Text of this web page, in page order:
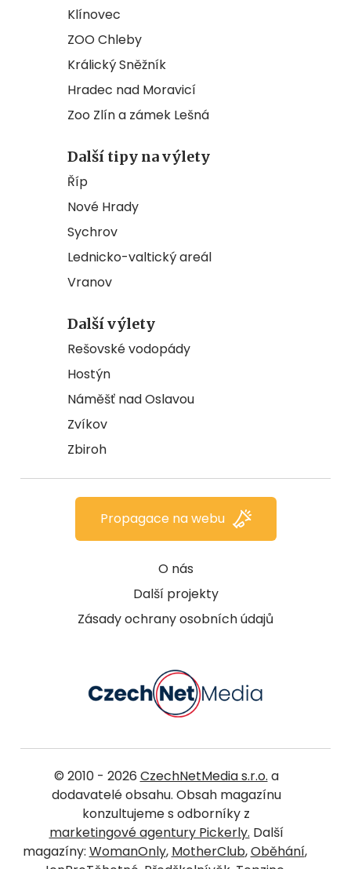
Klínovec
ZOO Chleby
Králický Sněžník
Hradec nad Moravicí
Zoo Zlín a zámek Lešná
Další tipy na výlety
Říp
Nové Hrady
Sychrov
Lednicko-valtický areál
Vranov
Další výlety
Rešovské vodopády
Hostýn
Náměšť nad Oslavou
Zvíkov
Zbiroh
O nás
Další projekty
Zásady ochrany osobních údajů
Propagace na webu
© 2010 - 2026 CzechNetMedia s.r.o. a
dodavatelé obsahu. Obsah magazínu
konzultujeme s odborníky z
marketingové agentury Pickerly. Další
magazíny: WomanOnly, MotherClub,Oběhání,